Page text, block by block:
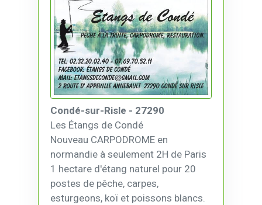
Condé-sur-Risle - 27290
Les Étangs de Condé
Nouveau CARPODROME en
normandie à seulement 2H de Paris
1 hectare d'étang naturel pour 20
postes de pêche, carpes,
esturgeons, koï et poissons blancs.